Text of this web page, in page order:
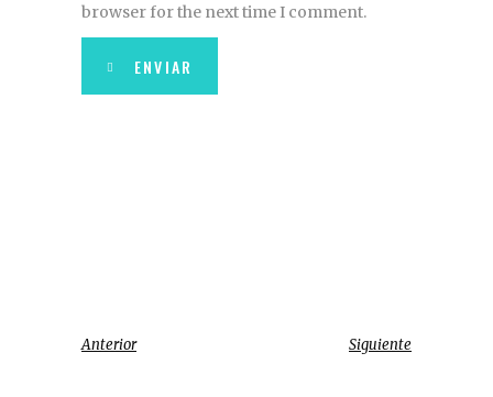
browser for the next time I comment.
ENVIAR
Anterior Siguiente